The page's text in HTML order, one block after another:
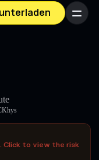
Menü
Click to view the risk